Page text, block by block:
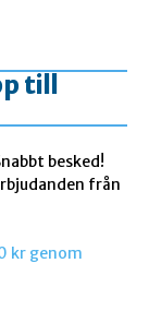
till
besked!
från